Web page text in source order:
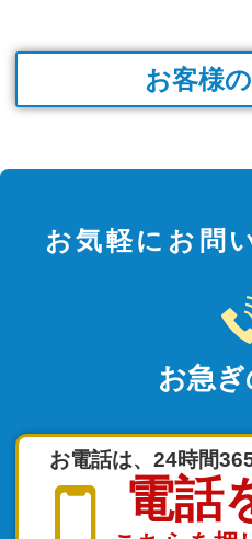
お客様
お気軽にお問
お急
お電話は、24時間
電話